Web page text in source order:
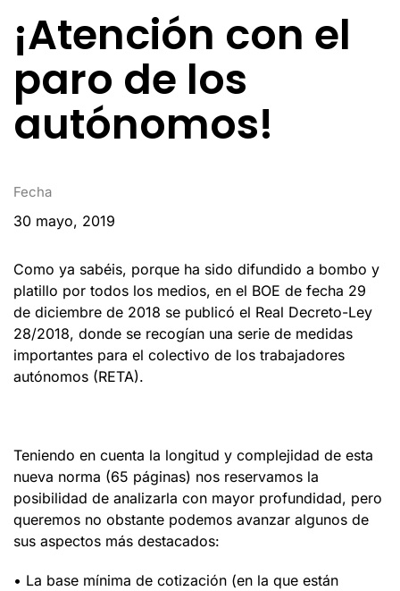
¡Atención con el
paro de los
autónomos!
Fecha
30 mayo, 2019
Como ya sabéis, porque ha sido difundido a bombo y
platillo por todos los medios, en el BOE de fecha 29
de diciembre de 2018 se publicó el Real Decreto-Ley
28/2018, donde se recogían una serie de medidas
importantes para el colectivo de los trabajadores
autónomos (RETA).
Teniendo en cuenta la longitud y complejidad de esta
nueva norma (65 páginas) nos reservamos la
posibilidad de analizarla con mayor profundidad, pero
queremos no obstante podemos avanzar algunos de
sus aspectos más destacados:
• La base mínima de cotización (en la que están